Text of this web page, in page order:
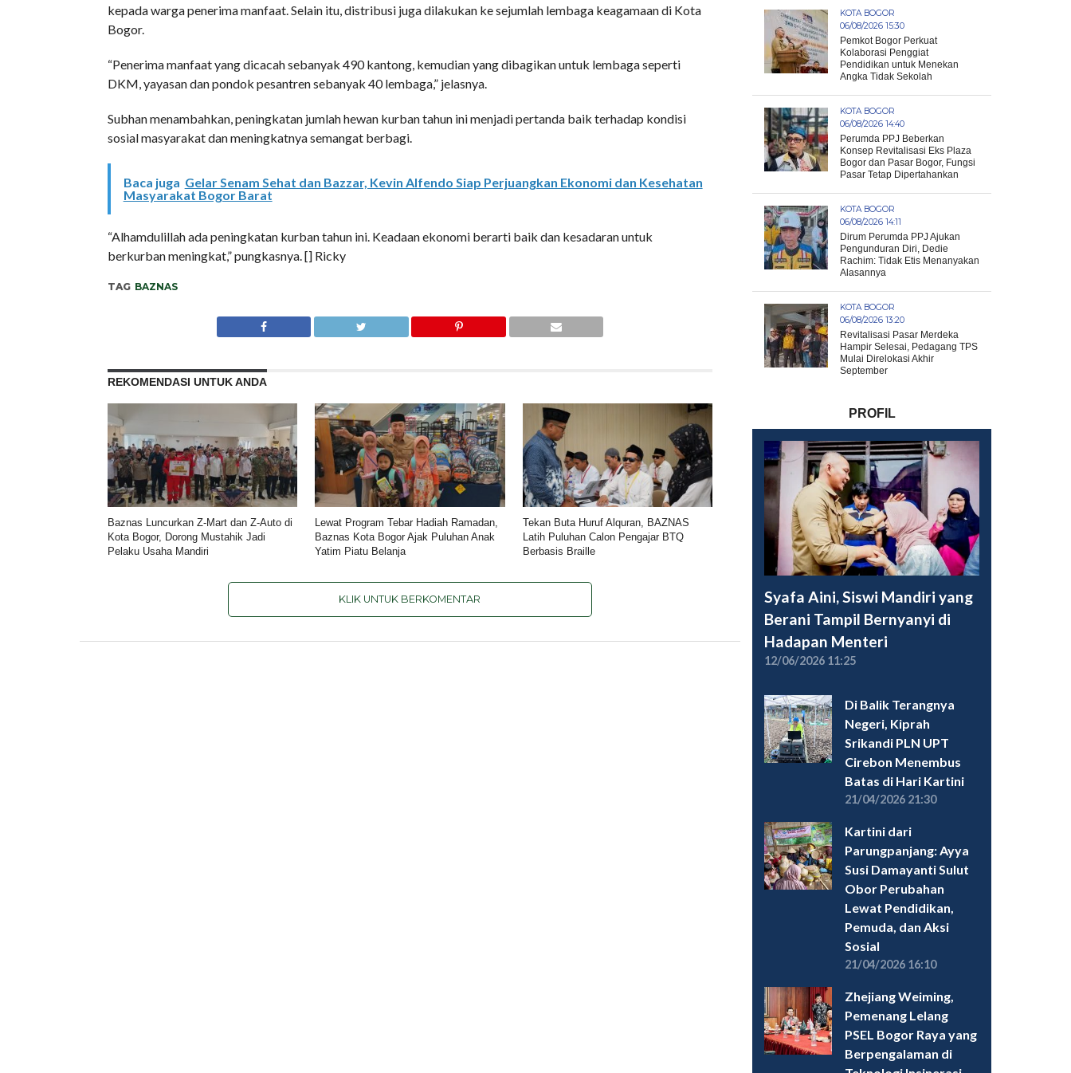
kepada warga penerima manfaat. Selain itu, distribusi juga dilakukan ke sejumlah lembaga keagamaan di Kota
Bogor.
“Penerima manfaat yang dicacah sebanyak 490 kantong, kemudian yang dibagikan untuk lembaga seperti
DKM, yayasan dan pondok pesantren sebanyak 40 lembaga,” jelasnya.
Subhan menambahkan, peningkatan jumlah hewan kurban tahun ini menjadi pertanda baik terhadap kondisi
sosial masyarakat dan meningkatnya semangat berbagi.
Baca juga Gelar Senam Sehat dan Bazzar, Kevin Alfendo Siap Perjuangkan Ekonomi dan Kesehatan
Masyarakat Bogor Barat
“Alhamdulillah ada peningkatan kurban tahun ini. Keadaan ekonomi berarti baik dan kesadaran untuk
berkurban meningkat,” pungkasnya. [] Ricky
TAG BAZNAS
REKOMENDASI UNTUK ANDA
Baznas Luncurkan Z-Mart dan Z-Auto di
Kota Bogor, Dorong Mustahik Jadi
Pelaku Usaha Mandiri
Lewat Program Tebar Hadiah Ramadan,
Baznas Kota Bogor Ajak Puluhan Anak
Yatim Piatu Belanja
Tekan Buta Huruf Alquran, BAZNAS
Latih Puluhan Calon Pengajar BTQ
Berbasis Braille
KLIK UNTUK BERKOMENTAR
KOTA BOGOR
06/08/2026 15:30
Pemkot Bogor Perkuat
Kolaborasi Penggiat
Pendidikan untuk Menekan
Angka Tidak Sekolah
KOTA BOGOR
06/08/2026 14:40
Perumda PPJ Beberkan
Konsep Revitalisasi Eks Plaza
Bogor dan Pasar Bogor, Fungsi
Pasar Tetap Dipertahankan
KOTA BOGOR
06/08/2026 14:11
Dirum Perumda PPJ Ajukan
Pengunduran Diri, Dedie
Rachim: Tidak Etis Menanyakan
Alasannya
KOTA BOGOR
06/08/2026 13:20
Revitalisasi Pasar Merdeka
Hampir Selesai, Pedagang TPS
Mulai Direlokasi Akhir
September
PROFIL
Syafa Aini, Siswi Mandiri yang
Berani Tampil Bernyanyi di
Hadapan Menteri
12/06/2026 11:25
Di Balik Terangnya
Negeri, Kiprah
Srikandi PLN UPT
Cirebon Menembus
Batas di Hari Kartini
21/04/2026 21:30
Kartini dari
Parungpanjang: Ayya
Susi Damayanti Sulut
Obor Perubahan
Lewat Pendidikan,
Pemuda, dan Aksi
Sosial
21/04/2026 16:10
Zhejiang Weiming,
Pemenang Lelang
PSEL Bogor Raya yang
Berpengalaman di